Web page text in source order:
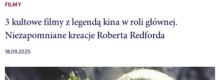
FILMY
3 kultowe filmy z legendą kina w roli głównej.
Niezapomniane kreacje Roberta Redforda
18.09.2025